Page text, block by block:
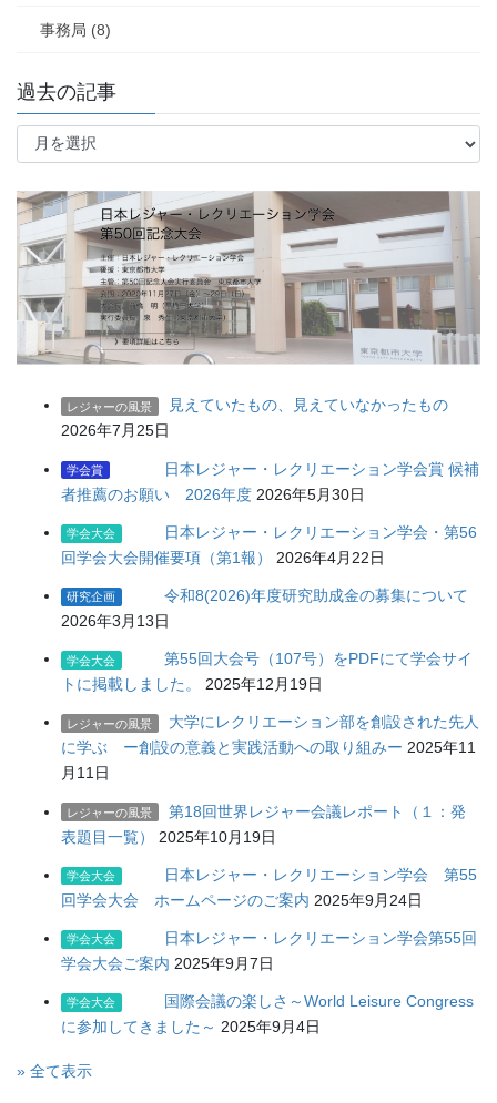
事務局 (8)
過去の記事
過
記
事
レジャーの風景
見えていたもの、見えていなかったもの
2026年7月25日
学会賞
日本レジャー・レクリエーション学会賞 候補
者推薦のお願い 2026年度 2026年5月30日
学会大会
日本レジャー・レクリエーション学会・第56
回学会大会開催要項（第1報）
2026年4月22日
研究企画
令和8(2026)年度研究助成金の募集について
2026年3月13日
学会大会
第55回大会号（107号）をPDFにて学会サイ
トに掲載しました。
2025年12月19日
レジャーの風景
大学にレクリエーション部を創設された先人
に学ぶ ー創設の意義と実践活動への取り組みー 2025年11
月11日
レジャーの風景
第18回世界レジャー会議レポート（１：発
表題目一覧）
2025年10月19日
学会大会
日本レジャー・レクリエーション学会 第55
回学会大会 ホームページのご案内 2025年9月24日
学会大会
日本レジャー・レクリエーション学会第55回
学会大会ご案内 2025年9月7日
学会大会
国際会議の楽しさ～World Leisure Congress
に参加してきました～ 2025年9月4日
» 全て表示